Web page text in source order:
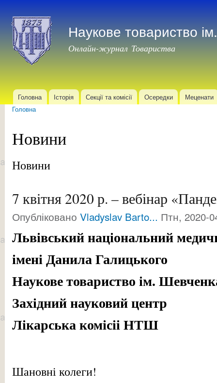
Наукове товариство
Онлайн-журнал Товариства
Головне меню
Головна Історія Секції та комісії Осередки Меценати
Головна
Новини
Новини
7 квітня 2020 р. – вебінар
Опубліковано Vladyslav Barto... Птн, 2020-
Львівський національний
імені Данила Галицького
Наукове товариство ім.
Західний науковий центр
Лікарська комісіі НТШ
Шановні колеги!